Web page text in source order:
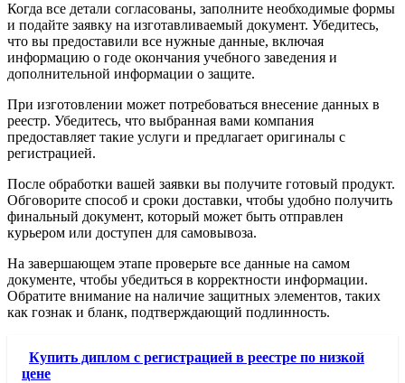
Когда все детали согласованы, заполните необходимые формы
и подайте заявку на изготавливаемый документ. Убедитесь,
что вы предоставили все нужные данные, включая
информацию о годе окончания учебного заведения и
дополнительной информации о защите.
При изготовлении может потребоваться внесение данных в
реестр. Убедитесь, что выбранная вами компания
предоставляет такие услуги и предлагает оригиналы с
регистрацией.
После обработки вашей заявки вы получите готовый продукт.
Обговорите способ и сроки доставки, чтобы удобно получить
финальный документ, который может быть отправлен
курьером или доступен для самовывоза.
На завершающем этапе проверьте все данные на самом
документе, чтобы убедиться в корректности информации.
Обратите внимание на наличие защитных элементов, таких
как гознак и бланк, подтверждающий подлинность.
Купить диплом с регистрацией в реестре по низкой
цене